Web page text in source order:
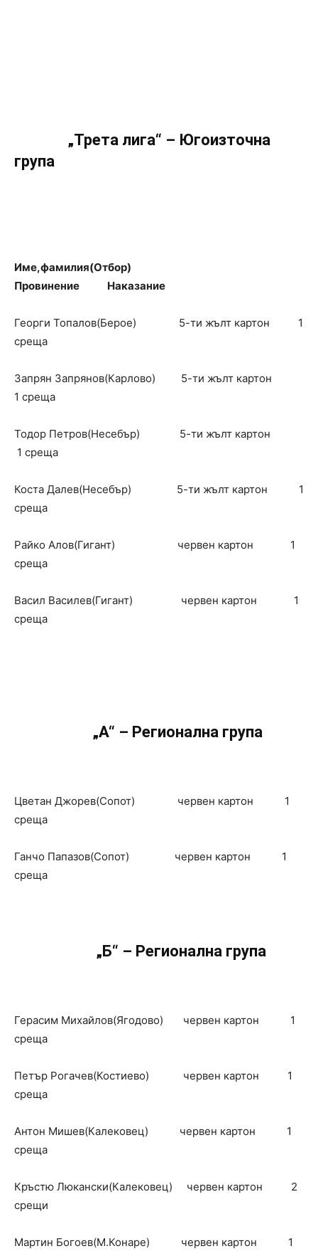
„Трета лига“ – Югоизточна
група
Име,фамилия(Отбор)
Провинение Наказание
Георги Топалов(Берое) 5-ти жълт картон 1
среща
Запрян Запрянов(Карлово) 5-ти жълт картон
1 среща
Тодор Петров(Несебър) 5-ти жълт картон
1 среща
Коста Далев(Несебър) 5-ти жълт картон 1
среща
Райко Алов(Гигант) червен картон 1
среща
Васил Василев(Гигант) червен картон 1
среща
„А“ – Регионална група
Цветан Джорев(Сопот) червен картон 1
среща
Ганчо Папазов(Сопот) червен картон 1
среща
„Б“ – Регионална група
Герасим Михайлов(Ягодово) червен картон 1
среща
Петър Рогачев(Костиево) червен картон 1
среща
Антон Мишев(Калековец) червен картон 1
среща
Кръстю Люкански(Калековец) червен картон 2
срещи
Мартин Богоев(М.Конаре) червен картон 1